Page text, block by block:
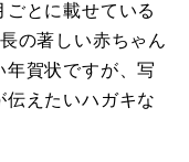
とに載せている
の著しい赤ちゃん
賀状ですが、写
えたいハガキな